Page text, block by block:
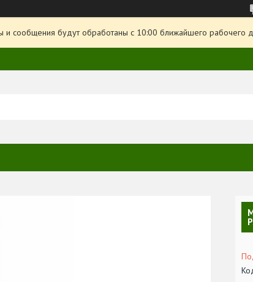
и сообщения будут обработаны с 10:00 ближайшего рабочего